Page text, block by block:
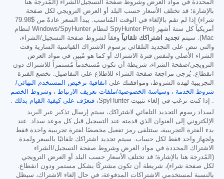
المحددة في مواد العرض وشروط صفحة التسجيل/الشراء (المُدرجة هنا
بالإشارة؛ قد تختلف الأسعار حسب البلد أو العرض الترويجي لكل صفحة
شراء) إذا لم تقم بالإلغاء في الوقت المُناسب. يبدأ السعر عادةً من $79.98
أمريكياً كل ستة أشهر (SpyHunter Pro لنظام Windows/SpyHunter لنظام
Mac). سيتم
تجديد اشتراكك تلقائياً وفقاً لشروط صفحة التسجيل/الشراء،
والتي تنص على التجديد التلقائي برسوم الاشتراك القياسية السارية وقت
الشراء الأصلي ولنفس فترة الاشتراك أو كما هو مُبين في مواد العرض
الترويجي/صفحة الشراء، شريطة أن تكون مُستخدماً مُستمراً للاشتراك دون
انقطاع. يُرجى مراجعة صفحة الشراء للاطلاع على التفاصيل. تخضع الفترة
التجريبية لهذه الشروط، وموافقتك على
اتفاقية ترخيص المستخدم النهائي/
شروط الخدمة ، وسياسة الخصوصية/ملفات تعريف الارتباط ، وشروط الخصم
. إذا كنت ترغب في إلغاء تثبيت SpyHunter،
فتعرّف على كيفية القيام بذلك
لسداد رسوم التجديد التلقائي لاشتراكك، سيتم إرسال تذكير عبر البريد
الإلكتروني إلى العنوان الذي قدمته عند التسجيل قبل كل موعد سداد. عند
بدء الفترة التجريبية، ستتلقى رمز تفعيل مخصصًا لفترة تجريبية واحدة فقط
ولجهاز واحد فقط لكل حساب. سيتم تجديد اشتراكك تلقائيًا بالسعر ولمدة
الاشتراك المحددة في مواد العرض وشروط صفحة التسجيل/الشراء
(المُدرجة هنا بالإشارة؛ قد تختلف الأسعار حسب البلد أو العرض الترويجي
لكل صفحة شراء)، شريطة أن تكون مشتركًا بشكل مستمر ودون انقطاع.
بالنسبة لمستخدمي الاشتراكات المدفوعة، في حال إلغاء الاشتراك، سيظل